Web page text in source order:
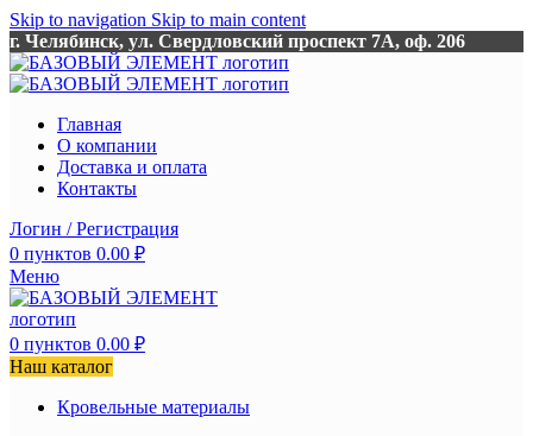
Skip to navigation Skip to main content
г. Челябинск, ул. Свердловский проспект 7А, оф. 206
Главная
О компании
Доставка и оплата
Контакты
Логин / Регистрация
0 пунктов 0.00 ₽
Меню
0 пунктов 0.00 ₽
Наш каталог
Кровельные материалы